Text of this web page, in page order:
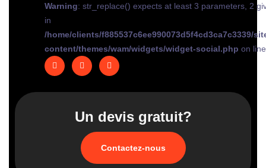
Warning: str_replace() expects at least 3 parameters, 2
in
/home/clients/f885537c6ee990073d5f4cd3ca7c3339/
content/themes/wam/widgets/widget-social.php on
Un devis gratuit?
Contactez-nous